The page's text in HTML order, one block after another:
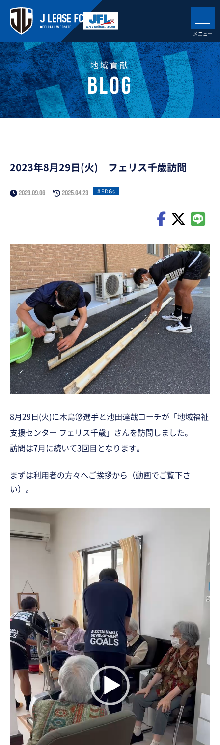
地域貢献
2023年8月29日(火) フェリス千歳訪問
2023.09.06 2025.04.23 SDGs
8月29日(火)に木島悠選手と池田達哉コーチが「地域福祉
支援センター フェリス千歳」さんを訪問しました。
訪問は7月に続いて3回目となります。
まずは利用者の方々へご挨拶から（動画でご覧下さ
い）。
画
プ